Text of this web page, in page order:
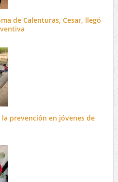
de Calenturas, Cesar, llegó
prevención en jóvenes de